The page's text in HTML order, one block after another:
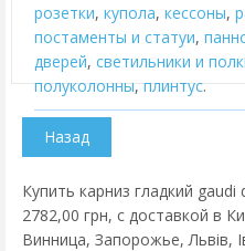
розетки, купола, кессоны,
постаменты и статуи,
дверей, cветильники и
полуколонны, плинтус.
Купить карниз гладкий
2782,00 грн, с доставкой в
Винница, Запорожье, Львів,